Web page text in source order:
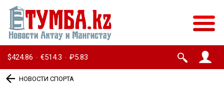
$424.86 · €514.3 · ₽5.83
НОВОСТИ СПОРТА